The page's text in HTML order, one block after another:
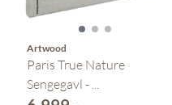
Artwood
Paris True Nature
Sengegavl - ...